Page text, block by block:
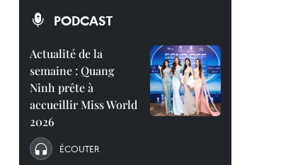
PODCAST
Actualité de la
semaine : Quang
Ninh prête à
accueillir Miss World
2026
ÉCOUTER